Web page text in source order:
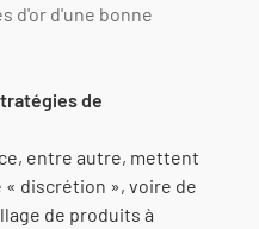
d'or d'une bonne
de
entre autre, mettent
discrétion », voire de
de produits à